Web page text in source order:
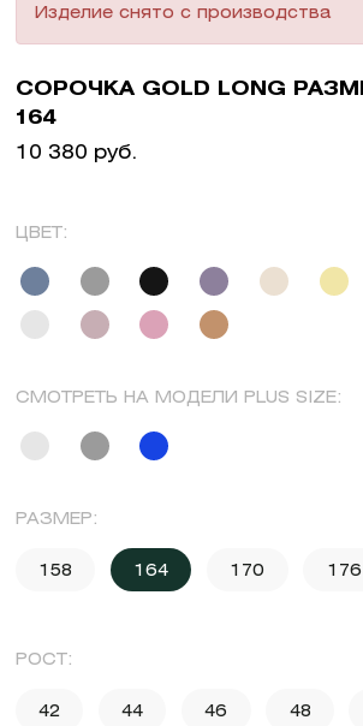
Изделие снято с производства
СОРОЧКА GOLD LONG
164
10 380 руб.
ЦВЕТ:
СМОТРЕТЬ НА МОДЕЛИ PLUS SIZE:
РАЗМЕР:
158 164 170 176
РОСТ:
42 44 46 48